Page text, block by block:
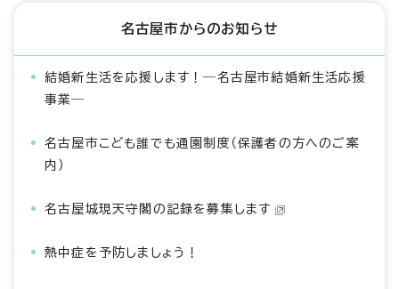
名古屋市からのお知らせ
結婚新生活を応援します！―名古屋市結婚新生活応援
事業―
名古屋市こども誰でも通園制度（保護者の方へのご案
内）
名古屋城現天守閣の記録を募集します
熱中症を予防しましょう！